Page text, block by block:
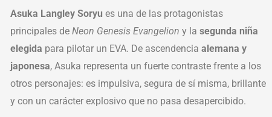
Asuka Langley Soryu es una de las protagonistas
principales deNeon Genesis Evangelion y lasegunda niña
elegida para pilotar un EVA. De ascendenciaalemana y
japonesa, Asuka representa un fuerte contraste frente a los
otros personajes: es impulsiva, segura de sí misma, brillante
y con un carácter explosivo que no pasa desapercibido.